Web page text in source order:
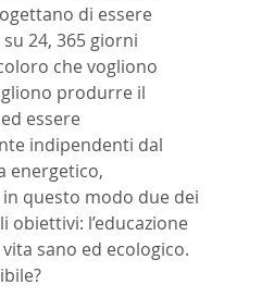
di essere
24, 365 giorni
che vogliono
produrre il
essere
indipendenti dal
energetico,
questo modo due dei
obiettivi: l’educazione
sano ed ecologico.